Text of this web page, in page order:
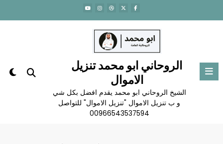
المحتوى
الروحاني ابو محمد تنزيل
الاموال
الشيخ الروحاني ابو محمد يقدم افضل بكل شي
و ب تنزيل الاموال "تنزيل الاموال" للتواصل
00966543537594